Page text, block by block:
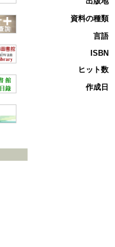
資料の種類
言語
ISBN
ヒット数
作成日